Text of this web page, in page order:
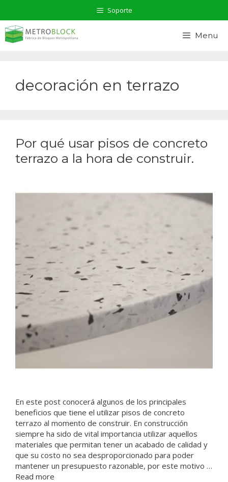
contenido
Soporte
Menu
decoración en terrazo
Por qué usar pisos de concreto
terrazo a la hora de construir.
En este post conocerá algunos de los principales
beneficios que tiene el utilizar pisos de concreto
terrazo al momento de construir. En construcción
siempre ha sido de vital importancia utilizar aquellos
materiales que permitan tener un acabado de calidad y
que su costo no sea desproporcionado para poder
mantener un presupuesto razonable, por este motivo …
Read more